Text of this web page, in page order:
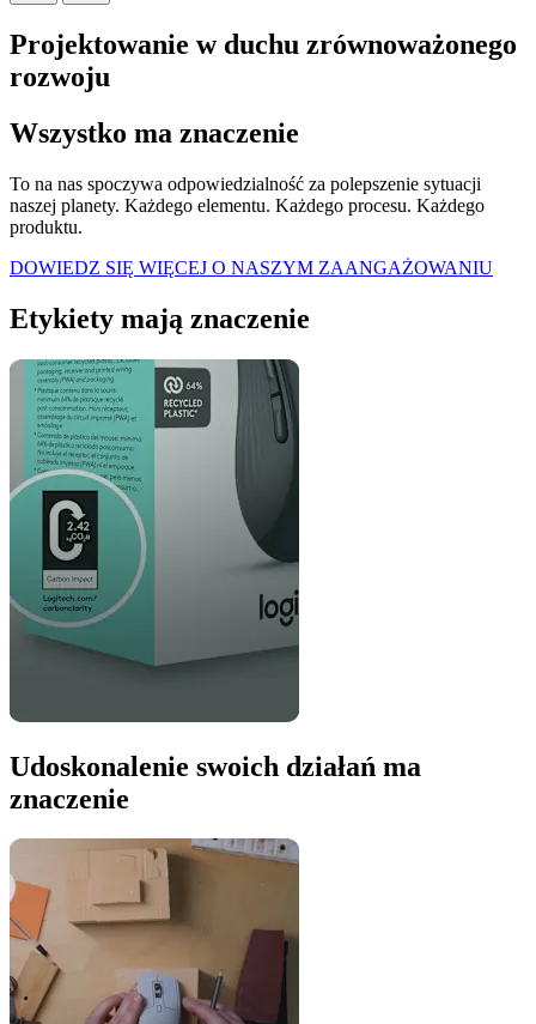
Projektowanie w duchu zrównoważonego
rozwoju
Wszystko ma znaczenie
To na nas spoczywa odpowiedzialność za polepszenie sytuacji
naszej planety. Każdego elementu. Każdego procesu. Każdego
produktu.
DOWIEDZ SIĘ WIĘCEJ O NASZYM ZAANGAŻOWANIU
Etykiety mają znaczenie
Udoskonalenie swoich działań ma
znaczenie